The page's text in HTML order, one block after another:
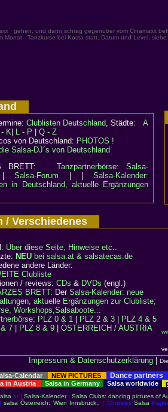
gehen, und dann schräg gegenüber vom Cinamaxx
Monat Tanzkurse bei Kosta statt, Datum und Level, siehe
Clublisten Deutschland, Städte: A
- K L - P
Q - Z
von Deutschland: PHOTOS !
Salsa-DJ´s von Deutschland
BRETT:Tanzpartnerbörse: Salsa-
Salsa-Forum | |Salsa-Kalender:
in Deutschland, aktuelle Ergänzungen
/ Verschiedenes
Über diese Seite, Hinweise etc..
NEU bei salsa.at & salsatecas.de
andere Länder:
Clubliste
/ reviews: CDs & DVDs (engl.)
BRETT: Der Salsa-Kalender: neue
aktuelle Ergänzungen zur Clubliste;
Workshops,Salsaboote...
: PLZ 0 & 1 PLZ 2 & 3
PLZ 4 & 5
7 PLZ 8 & 9 ÖSTERREICH / AUSTRIA
Impressum & Datenschutzerklärung|
Calendar NEW PICTURES Dance partners
in Austria
Salsa in Germany Salsa worldwide
.at | Salsa-Kalender|Salsa Clubs: dancing pictures of
salsa Österreich: Wien Innsbruck.. | Chrissies Salsa